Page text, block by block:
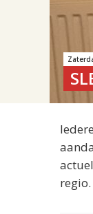
regio.